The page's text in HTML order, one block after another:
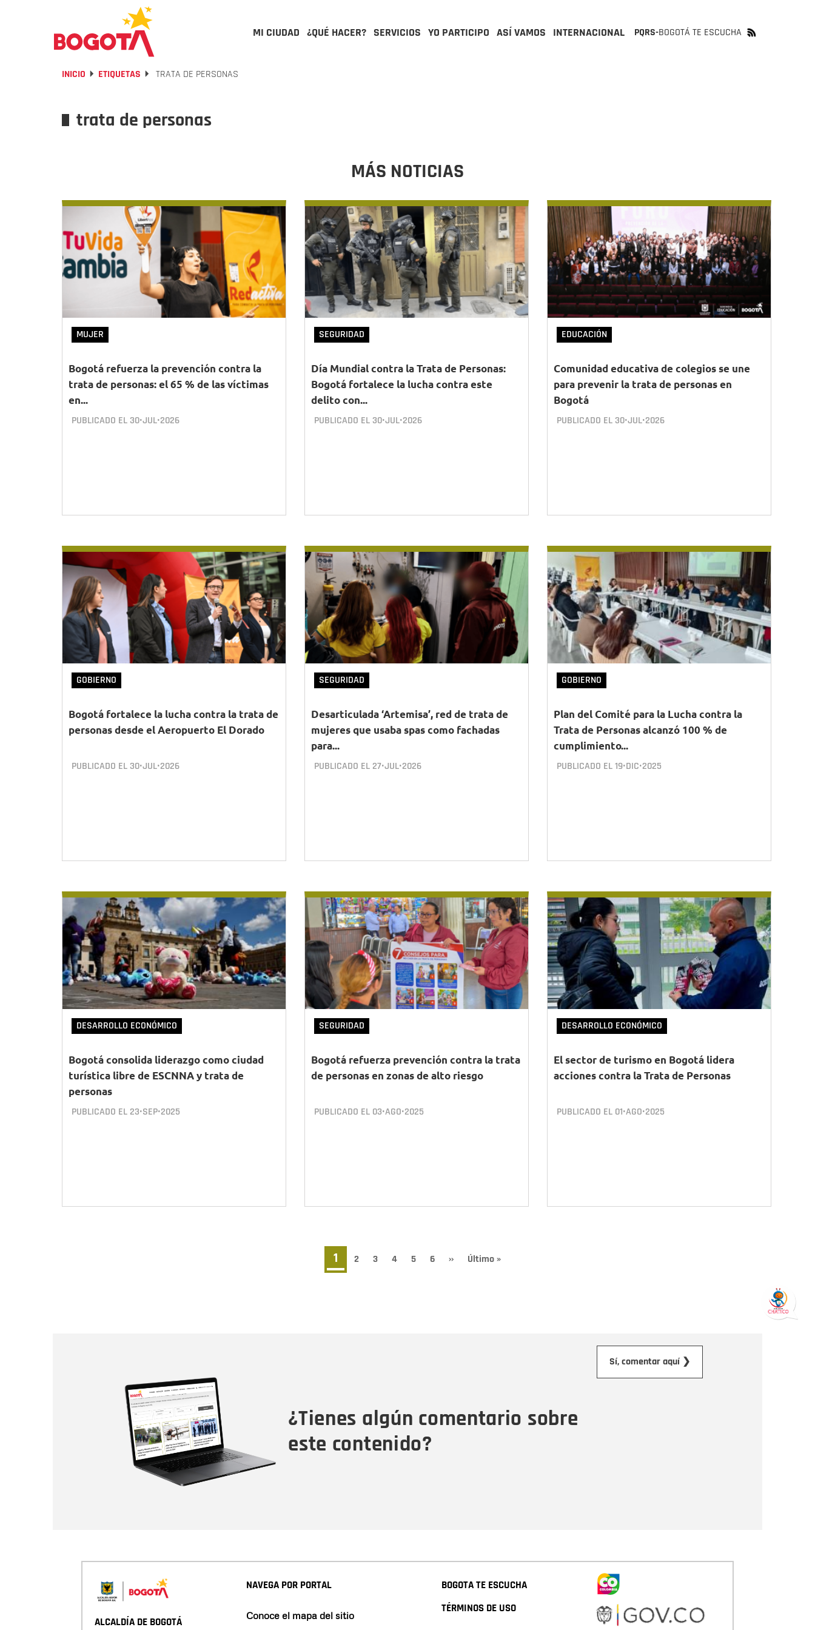
MI CIUDAD ¿QUÉ HACER? SERVICIOS YO PARTICIPO ASÍ VAMOS INTERNACIONAL PQRS-BOGOTÁ TE ESCUCHA
INICIO ETIQUETAS TRATA DE PERSONAS
trata de personas
MÁS NOTICIAS
MUJER
Bogotá refuerza la prevención contra la
trata de personas: el 65 % de las víctimas
en...
PUBLICADO EL 30•JUL•2026
SEGURIDAD
Día Mundial contra la Trata de Personas:
Bogotá fortalece la lucha contra este
delito con...
PUBLICADO EL 30•JUL•2026
EDUCACIÓN
Comunidad educativa de colegios se une
para prevenir la trata de personas en
Bogotá
PUBLICADO EL 30•JUL•2026
GOBIERNO
Bogotá fortalece la lucha contra la trata de
personas desde el Aeropuerto El Dorado
PUBLICADO EL 30•JUL•2026
SEGURIDAD
Desarticulada ‘Artemisa’, red de trata de
mujeres que usaba spas como fachadas
para...
PUBLICADO EL 27•JUL•2026
GOBIERNO
Plan del Comité para la Lucha contra la
Trata de Personas alcanzó 100 % de
cumplimiento...
PUBLICADO EL19•DIC•2025
DESARROLLO ECONÓMICO
Bogotá consolida liderazgo como ciudad
turística libre de ESCNNA y trata de
personas
PUBLICADO EL 23•SEP•2025
SEGURIDAD
Bogotá refuerza prevención contra la trata
de personas en zonas de alto riesgo
PUBLICADO EL 03•AGO•2025
DESARROLLO ECONÓMICO
El sector de turismo en Bogotá lidera
acciones contra la Trata de Personas
PUBLICADO EL 01•AGO•2025
Página
actual
1 Page
2 Page
3 Page
4 Page
5 Page
6
Siguiente
››
Última
Último »
¿Tienes algún comentario sobre
este contenido?
Sí, comentar aquí ❯
ALCALDÍA DE BOGOTÁ
NAVEGA POR PORTAL
Conoce el mapa del sitio
BOGOTA TE ESCUCHA
TÉRMINOS DE USO